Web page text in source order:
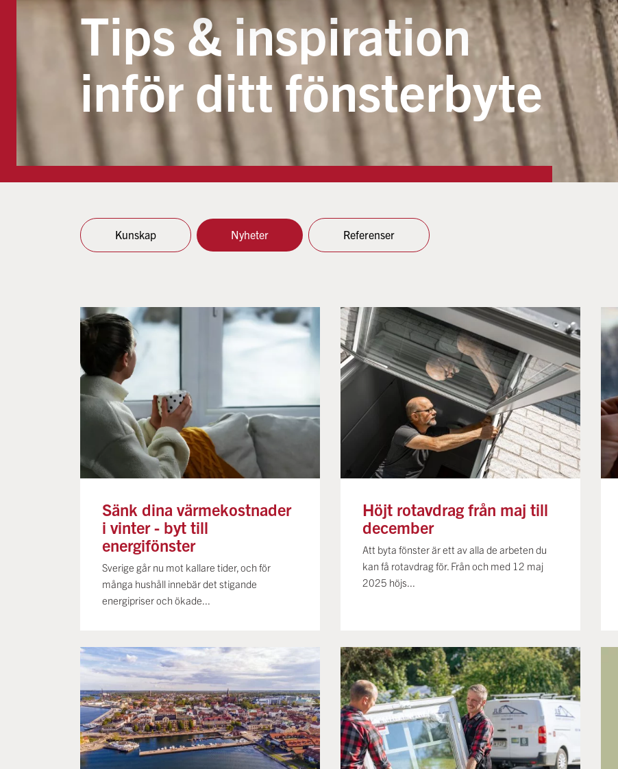
Tips & inspiration
inför ditt fönsterbyte
Kunskap Nyheter Referenser
Sänk dina värmekostnader
i vinter - byt till
energifönster
Sverige går nu mot kallare tider, och för
många hushåll innebär det stigande
energipriser och ökade...
Höjt rotavdrag från maj till
december
Att byta fönster är ett av alla de arbeten du
kan få rotavdrag för. Från och med 12 maj
2025 höjs...